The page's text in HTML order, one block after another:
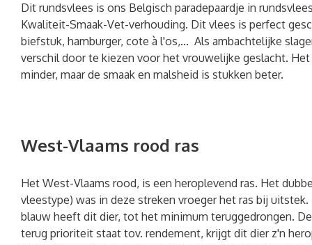
Dit rundsvlees is ons Belgisch paradepaardje in
Kwaliteit-Smaak-Vet-verhouding. Dit vlees is perfect
biefstuk, hamburger, cote à l'os,... Als ambachtelijke
verschil door te kiezen voor het vrouwelijke geslacht.
minder, maar de smaak en malsheid is stukken beter.
West-Vlaams rood ras
Het West-Vlaams rood, is een heroplevend ras. Het
vleestype) was in deze streken vroeger het ras bij
blauw heeft dit dier, tot het minimum teruggedrongen.
terug prioriteit staat tov. rendement, krijgt dit dier z'n